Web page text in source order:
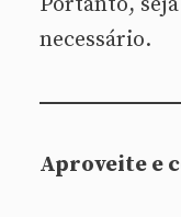
necessário.
Aproveite e